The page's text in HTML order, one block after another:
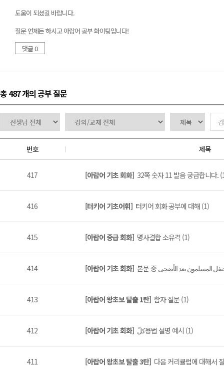
도움이 되셨길 바랍니다.
질문 언제든 하시고 아랍어 공부 화이팅입니다!
댓글 0
총 487 개의 공부 질문
번호 제목
417 [아랍어 기초 회화] 32쪽 숫자 11 발음 궁금합니다.
416 [터키어 기초어휘] 터키어 회화 공부에 대해 (1)
415 [아랍어 중급 회화] 명사결합 소유격 (1)
414 [아랍어 기초 회화]
413 [아랍어 왕초보 탈출 1탄] 함자 질문 (1)
412 [아랍어 기초 회화] كلّ용법 설명 예시 (1)
411 [아랍어 왕초보 탈출 3탄] 다음 커리큘럼에 대해서